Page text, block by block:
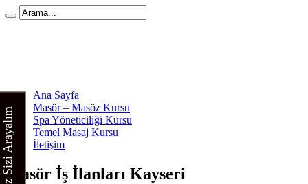
Ana Sayfa
Masör – Masöz Kursu
Spa Yöneticiliği Kursu
Temel Masaj Kursu
İletişim
Masör İş İlanları Kayseri
Biz Sizi Arayalım